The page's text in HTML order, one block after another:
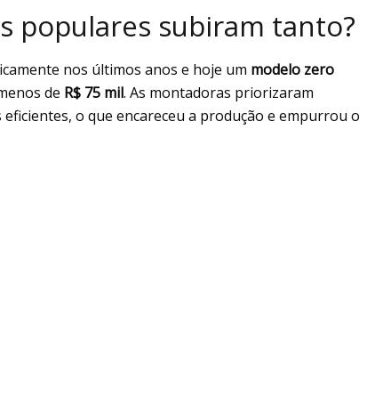
populares subiram tanto?
nos últimos anos e hoje um modelo zero
de R$ 75 mil. As montadoras priorizaram
o que encareceu a produção e empurrou o